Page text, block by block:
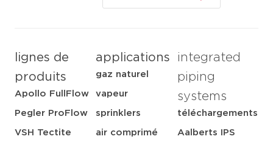
lignes de
produits
Apollo FullFlow
Pegler ProFlow
VSH Tectite
applications
gaz naturel
vapeur
sprinklers
air comprimé
integrated
piping
systems
téléchargements
Aalberts IPS